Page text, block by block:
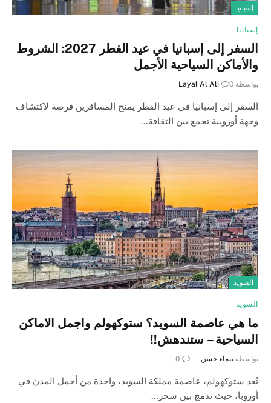
إسبانيا
إسبانيا
السفر إلى إسبانيا في عيد الفطر 2027: الشروط
والأماكن السياحية الأجمل
بواسطة Layal Al Ali 0
السفر إلى إسبانيا في عيد الفطر يمنح المسافرين فرصة لاكتشاف
وجهة أوروبية تجمع بين الثقافة…
السويد
السويد
ما هي عاصمة السويد؟ ستوكهولم واجمل الاماكن
السياحية – ستندهش!!
بواسطة تيماء حسن 0
تُعد ستوكهولم، عاصمة مملكة السويد، واحدة من أجمل المدن في
أوروبا، حيث تدمج بين سحر…